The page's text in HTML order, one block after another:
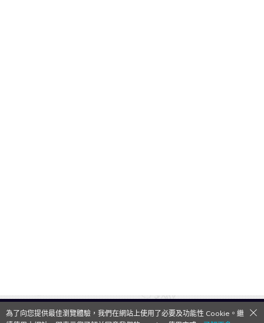
QooApp Limited © 2026
為了向您提供最佳瀏覽體驗，我們在網站上使用了必要及功能性 Cookie。繼